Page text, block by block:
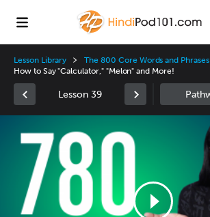
Lesson Library The 800 Core Words and Phrases
How to Say "Calculator," "Melon" and More!
Lesson 39
Player